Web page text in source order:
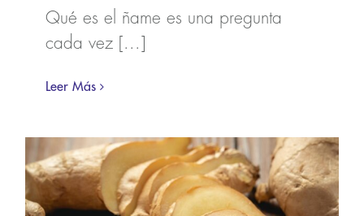
Qué es el ñame es una pregunta
cada vez [...]
Leer Más